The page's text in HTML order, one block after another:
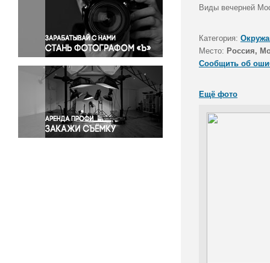
Политика
Правосудие
Происшествия и конфликты
Религия
Светская жизнь
Спорт
Экология
Экономика и бизнес
Виды вечерней
Категория:
Место: Россия,
Сообщить об
Ещё фото